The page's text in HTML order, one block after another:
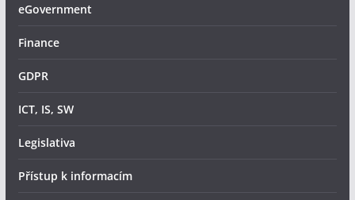
eGovernment
Finance
GDPR
ICT, IS, SW
Legislativa
Přístup k informacím